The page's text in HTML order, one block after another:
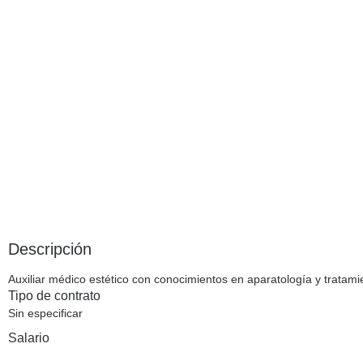
Descripción
Auxiliar médico estético con conocimientos en aparatología y
Tipo de contrato
Sin especificar
Salario